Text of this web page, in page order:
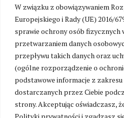
W związku z obowiązywaniem
Europejskiego i Rady (UE) 2016/
sprawie ochrony osób fizycznych
przetwarzaniem danych
przepływu takich danych oraz
(ogólne rozporządzenie o
podstawowe informacje z
dostarczanych przez Ciebie
strony. Akceptując oświadczasz,
Polityki prywatności i zgadzasz